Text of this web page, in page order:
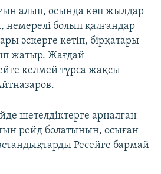
алып, осында көп жылдар
болып қалғандар
әскерге кетіп, бірқатары
жатыр. Жағдай
келмей тұрса жақсы
шетелдіктерге арналған
рейд болатынын, осыған
Ресейге бармай